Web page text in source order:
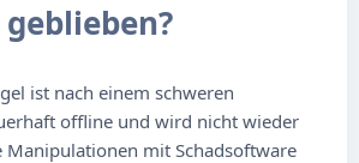
geblieben?
ist nach einem schweren
offline und wird nicht wieder
Manipulationen mit Schadsoftware